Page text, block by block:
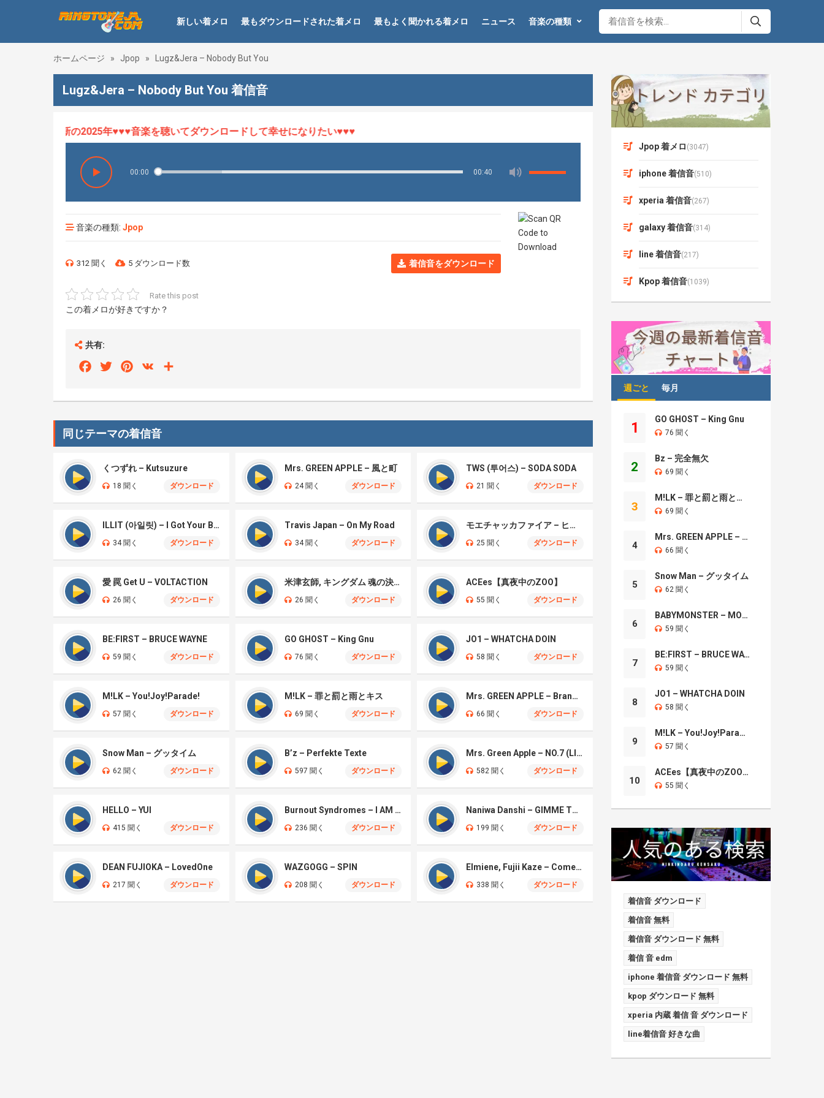
新しい着メロ 最もダウンロードされた着メロ 最もよく聞かれる着メロ ニュース 音楽の種類
ホームページ » Jpop » Lugz&Jera – Nobody But You
Lugz&Jera – Nobody But You 着信音
、最新の2025年♥♥♥音楽を聴いてダウンロードして幸せになりたい♥♥♥
00:00 00:40
音楽の種類: Jpop
312 聞く 5 ダウンロード数 着信音をダウンロード
Rate this post
この着メロが好きですか？
共有:
FacebookTwitterPinterest
VK
同じテーマの着信音
くつずれ – Kutsuzure
18 聞く ダウンロード
Mrs. GREEN APPLE – 風と町
24 聞く ダウンロード
TWS (투어스) – SODA SODA
21 聞く ダウンロード
ILLIT (아일릿) – I Got Your Back
34 聞く ダウンロード
Travis Japan – On My Road
34 聞く ダウンロード
モエチャッカファイア – ヒューゴ、狛野真斗、ライト、セヴェリアン (Cover )
25 聞く ダウンロード
愛 罠 Get U – VOLTACTION
26 聞く ダウンロード
米津玄師, キングダム 魂の決戦 – 公開記念PV
26 聞く ダウンロード
ACEes【真夜中のZOO】
55 聞く ダウンロード
BE:FIRST – BRUCE WAYNE
59 聞く ダウンロード
GO GHOST – King Gnu
76 聞く ダウンロード
JO1 – WHATCHA DOIN
58 聞く ダウンロード
M!LK – You!Joy!Parade!
57 聞く ダウンロード
M!LK – 罪と罰と雨とキス
69 聞く ダウンロード
Mrs. GREEN APPLE – Brand New
66 聞く ダウンロード
Snow Man – グッタイム
62 聞く ダウンロード
B’z – Perfekte Texte
597 聞く ダウンロード
Mrs. Green Apple – NO.7 (LIVE)
582 聞く ダウンロード
HELLO – YUI
415 聞く ダウンロード
Burnout Syndromes – I AM A HERO
236 聞く ダウンロード
Naniwa Danshi – GIMME THE DAY
199 聞く ダウンロード
DEAN FUJIOKA – LovedOne
217 聞く ダウンロード
WAZGOGG – SPIN
208 聞く ダウンロード
Elmiene, Fujii Kaze – Comets Gold
338 聞く ダウンロード
Jpop 着メロ (3047)
iphone 着信音(510)
xperia 着信音(267)
galaxy 着信音(314)
line 着信音(217)
Kpop 着信音(1039)
週ごと 毎月
1
GO GHOST – King Gnu
76 聞く
2
Bz – 完全無欠
69 聞く
3
M!LK – 罪と罰と雨とキス
69 聞く
4
Mrs. GREEN APPLE – Brand New
66 聞く
5
Snow Man – グッタイム
62 聞く
6
BABYMONSTER – MOON
59 聞く
7
BE:FIRST – BRUCE WAYNE
59 聞く
8
JO1 – WHATCHA DOIN
58 聞く
9
M!LK – You!Joy!Parade!
57 聞く
10
ACEes【真夜中のZOO】
55 聞く
着信音 ダウンロード
着信音 無料
着信音 ダウンロード 無料
着信 音 edm
iphone 着信音 ダウンロード 無料
kpop ダウンロード 無料
xperia 内蔵 着信 音 ダウンロード
line着信音 好きな曲